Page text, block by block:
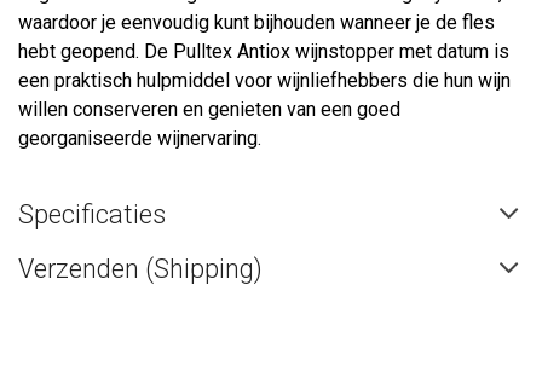
waardoor je eenvoudig kunt bijhouden wanneer je de fles
hebt geopend. De Pulltex Antiox wijnstopper met datum is
een praktisch hulpmiddel voor wijnliefhebbers die hun wijn
willen conserveren en genieten van een goed
georganiseerde wijnervaring.
Specificaties
Verzenden (Shipping)